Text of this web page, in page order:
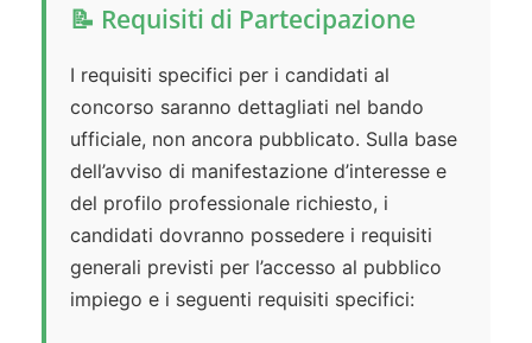
📝 Requisiti di Partecipazione
I requisiti specifici per i candidati al
concorso saranno dettagliati nel bando
ufficiale, non ancora pubblicato. Sulla base
dell’avviso di manifestazione d’interesse e
del profilo professionale richiesto, i
candidati dovranno possedere i requisiti
generali previsti per l’accesso al pubblico
impiego e i seguenti requisiti specifici: